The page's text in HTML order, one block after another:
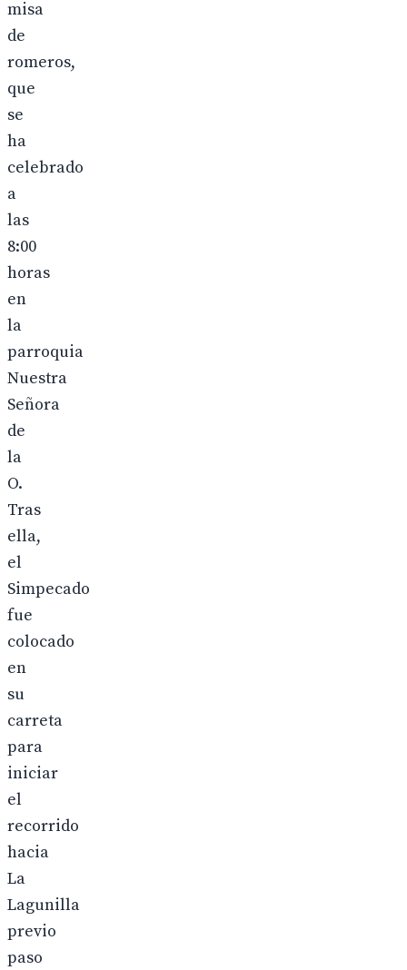
misa
de
romeros,
que
se
ha
celebrado
a
las
8:00
horas
en
la
parroquia
Nuestra
Señora
de
la
O.
Tras
ella,
el
Simpecado
fue
colocado
en
su
carreta
para
iniciar
el
recorrido
hacia
La
Lagunilla
previo
paso